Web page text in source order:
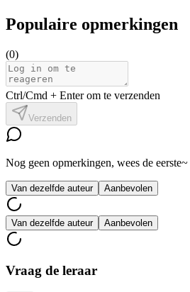
Populaire opmerkingen
(0)
Ctrl/Cmd + Enter om te verzenden
Verzenden
Nog geen opmerkingen, wees de eerste~
Van dezelfde auteur Aanbevolen
Van dezelfde auteur Aanbevolen
Vraag de leraar